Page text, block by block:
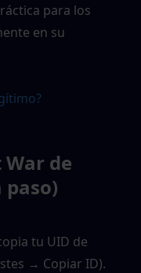
para los
en su
de
tu UID de
→ Copiar ID).